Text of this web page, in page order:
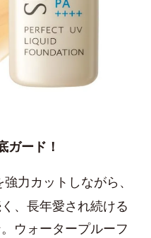
ガード！
力カットしながら、
、長年愛され続ける
ウォータープルーフ